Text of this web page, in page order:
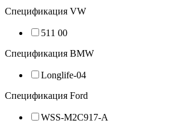
Спецификация VW
511 00
Спецификация BMW
Longlife-04
Спецификация Ford
WSS-M2C917-A